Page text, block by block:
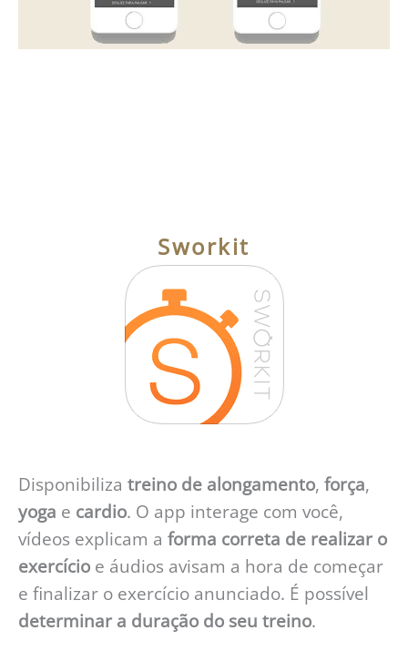
Sworkit
Disponibiliza treino de alongamento, força,
yoga e cardio. O app interage com você,
vídeos explicam a forma correta de realizar o
exercício e áudios avisam a hora de começar
e finalizar o exercício anunciado. É possível
determinar a duração do seu treino.